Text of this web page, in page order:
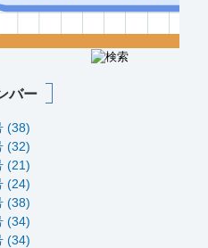
バー
(38)
(32)
(21)
(24)
(38)
(34)
(34)